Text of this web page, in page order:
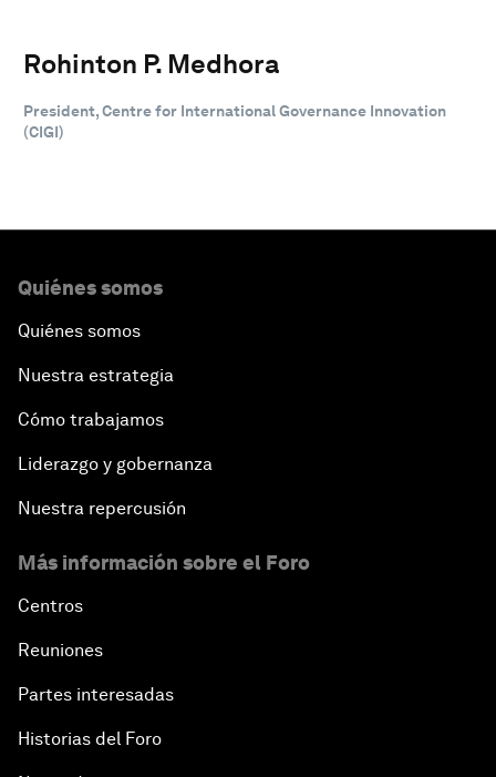
Rohinton P. Medhora
President, Centre for International Governance Innovation
(CIGI)
Quiénes somos
Quiénes somos
Nuestra estrategia
Cómo trabajamos
Liderazgo y gobernanza
Nuestra repercusión
Más información sobre el Foro
Centros
Reuniones
Partes interesadas
Historias del Foro